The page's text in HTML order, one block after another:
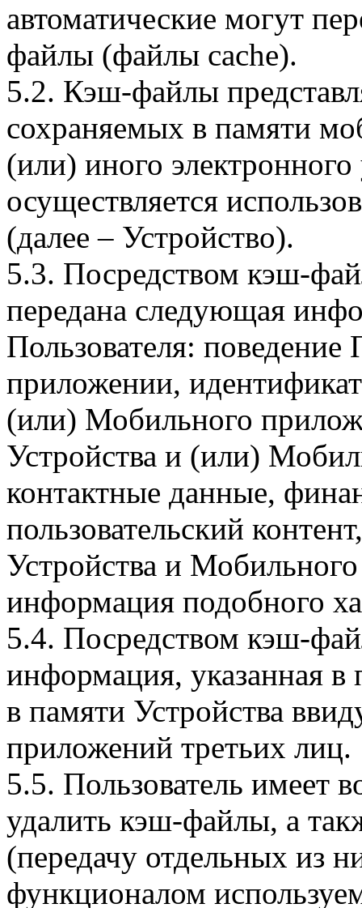
автоматические могут
файлы (файлы cache).
5.2. Кэш-файлы
сохраняемых в памяти
(или) иного электронного
осуществляется
(далее – Устройство).
5.3. Посредством кэш-
передана следующая
Пользователя:
приложении,
(или) Мобильного
Устройства и (или)
контактные данные,
пользовательский
Устройства и
информация подобного
5.4. Посредством кэш-
информация, указанная в
в памяти Устройства
приложений третьих лиц.
5.5. Пользователь имеет
удалить кэш-файлы, а
(передачу отдельных из
функционалом